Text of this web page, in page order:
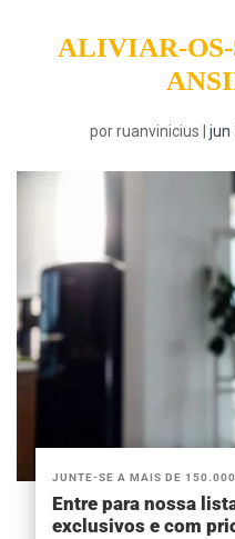
ALIVIAR-
porruanvinicius jun
JUNTE-SE A MAIS DE 150.000
Entre para nossa
exclusivos e com